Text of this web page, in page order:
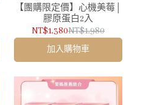
【團購限定價】心機美莓│
膠原蛋白2入
NT$1,380NT$1,980
加入購物車